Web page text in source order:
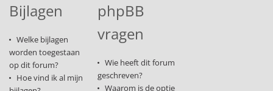
Bijlagen
Welke bijlagen
worden toegestaan
op dit forum?
Hoe vind ik al mijn
phpBB
vragen
Wie heeft dit forum
geschreven?
Waarom is de optie